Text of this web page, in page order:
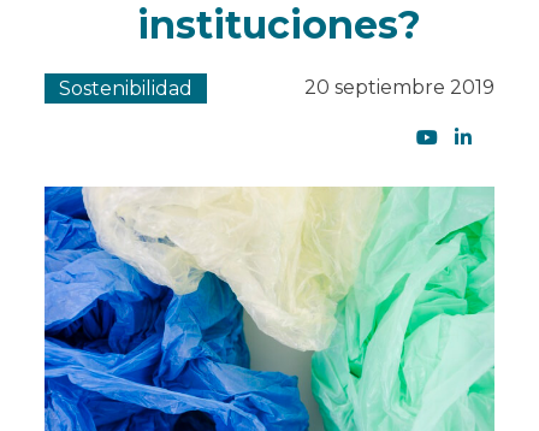
instituciones?
Sostenibilidad 20 septiembre 2019